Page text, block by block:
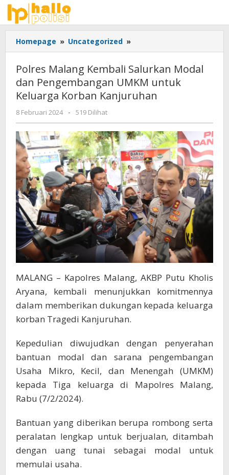
Lewati
konten
Homepage » Uncategorized »
Malang
Salurkan
Modal
dan
untuk
Keluarga
Korban
Kanjuruhan
Polres Malang Kembali Salurkan Modal
dan Pengembangan UMKM untuk
Keluarga Korban Kanjuruhan
8 Februari 2024
oleh
Adhis
- 519 Dilihat
MALANG – Kapolres Malang, AKBP Putu Kholis
Aryana, kembali menunjukkan komitmennya
dalam memberikan dukungan kepada keluarga
korban Tragedi Kanjuruhan.
Kepedulian diwujudkan dengan penyerahan
bantuan modal dan sarana pengembangan
Usaha Mikro, Kecil, dan Menengah (UMKM)
kepada Tiga keluarga di Mapolres Malang,
Rabu (7/2/2024).
Bantuan yang diberikan berupa rombong serta
peralatan lengkap untuk berjualan, ditambah
dengan uang tunai sebagai modal untuk
memulai usaha.